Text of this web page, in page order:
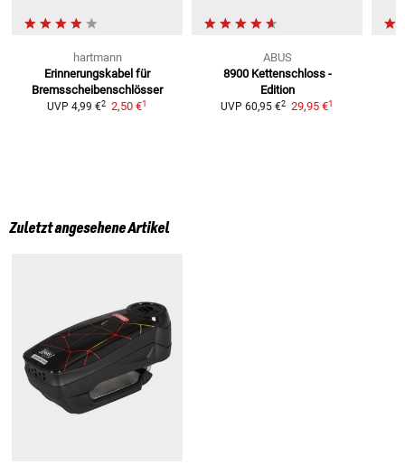
hartmann
Erinnerungskabel für
Bremsscheibenschlösser
UVP 4,99 €2 2,50 €1
ABUS
8900 Kettenschloss -
Edition
UVP 60,95 €2 29,95 €1
Zuletzt angesehene Artikel